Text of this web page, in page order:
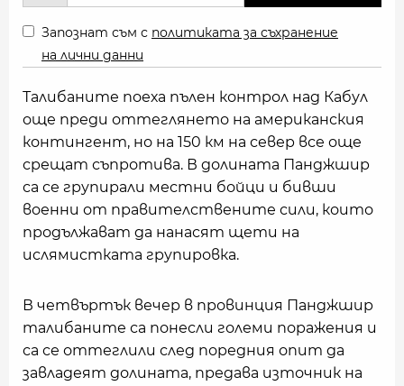
Запознат съм с политиката за съхранение
на лични данни
Талибаните поеха пълен контрол над Кабул
още преди оттеглянето на американския
контингент, но на 150 км на север все още
срещат съпротива. В долината Панджшир
са се групирали местни бойци и бивши
военни от правителствените сили, които
продължават да нанасят щети на
ислямистката групировка.
В четвъртък вечер в провинция Панджшир
талибаните са понесли големи поражения и
са се оттеглили след поредния опит да
завладеят долината, предава източник на